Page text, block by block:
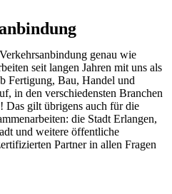
genau wie
seit langen Jahren mit uns als
Fertigung, Bau, Handel und
in den verschiedensten Branchen
Das gilt übrigens auch für die
die Stadt Erlangen,
und weitere öffentliche
Partner in allen Fragen